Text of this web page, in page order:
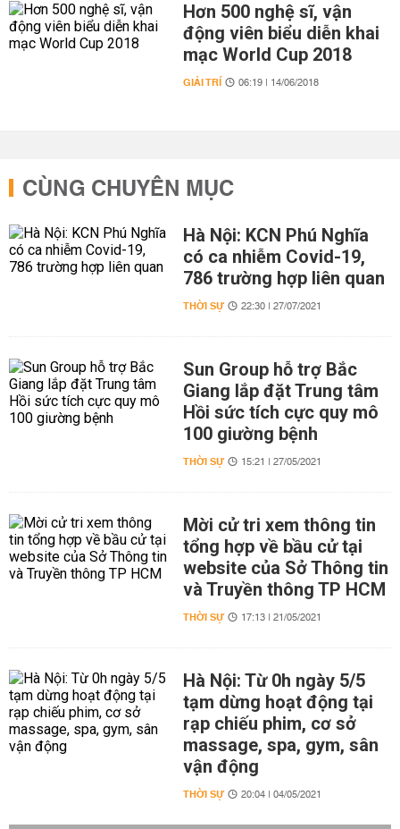
Hơn 500 nghệ sĩ, vận
động viên biểu diễn khai
mạc World Cup 2018
GIẢI TRÍ 06:19 | 14/06/2018
CÙNG CHUYÊN MỤC
Hà Nội: KCN Phú Nghĩa
có ca nhiễm Covid-19,
786 trường hợp liên quan
THỜI SỰ 22:30 | 27/07/2021
Sun Group hỗ trợ Bắc
Giang lắp đặt Trung tâm
Hồi sức tích cực quy mô
100 giường bệnh
THỜI SỰ 15:21 | 27/05/2021
Mời cử tri xem thông tin
tổng hợp về bầu cử tại
website của Sở Thông tin
và Truyền thông TP HCM
THỜI SỰ 17:13 | 21/05/2021
Hà Nội: Từ 0h ngày 5/5
tạm dừng hoạt động tại
rạp chiếu phim, cơ sở
massage, spa, gym, sân
vận động
THỜI SỰ 20:04 | 04/05/2021